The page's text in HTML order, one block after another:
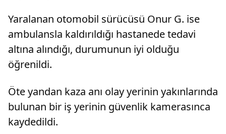
Yaralanan otomobil sürücüsü Onur G. ise
ambulansla kaldırıldığı hastanede tedavi
altına alındığı, durumunun iyi olduğu
öğrenildi.
Öte yandan kaza anı olay yerinin yakınlarında
bulunan bir iş yerinin güvenlik kamerasınca
kaydedildi.